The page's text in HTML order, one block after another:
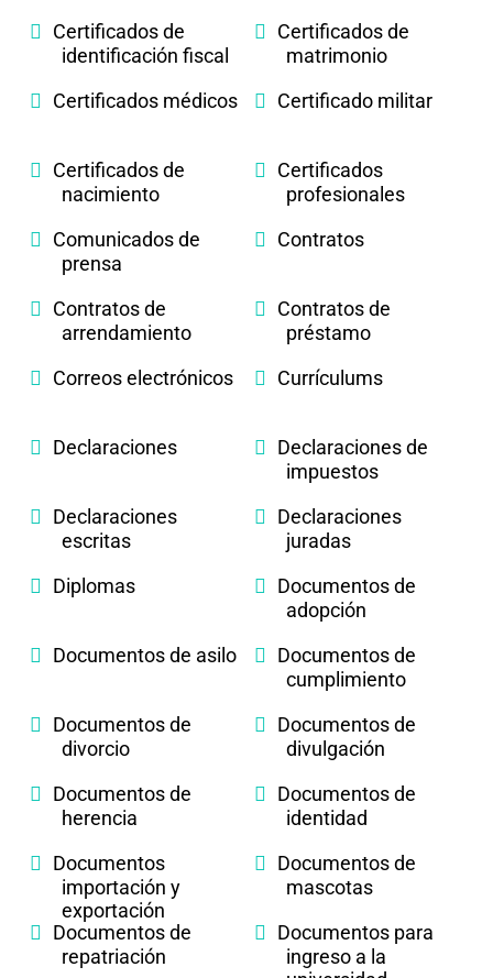
Certificados de
identificación fiscal
Certificados de
matrimonio
Certificados médicos
Certificado militar
Certificados de
nacimiento
Certificados
profesionales
Comunicados de
prensa
Contratos
Contratos de
arrendamiento
Contratos de
préstamo
Correos electrónicos
Currículums
Declaraciones
Declaraciones de
impuestos
Declaraciones
escritas
Declaraciones
juradas
Diplomas
Documentos de
adopción
Documentos de asilo
Documentos de
cumplimiento
Documentos de
divorcio
Documentos de
divulgación
Documentos de
herencia
Documentos de
identidad
Documentos
importación y
exportación
Documentos de
mascotas
Documentos de
repatriación
Documentos para
ingreso a la